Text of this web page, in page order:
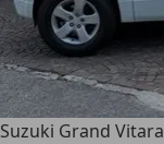
Suzuki Grand Vitara